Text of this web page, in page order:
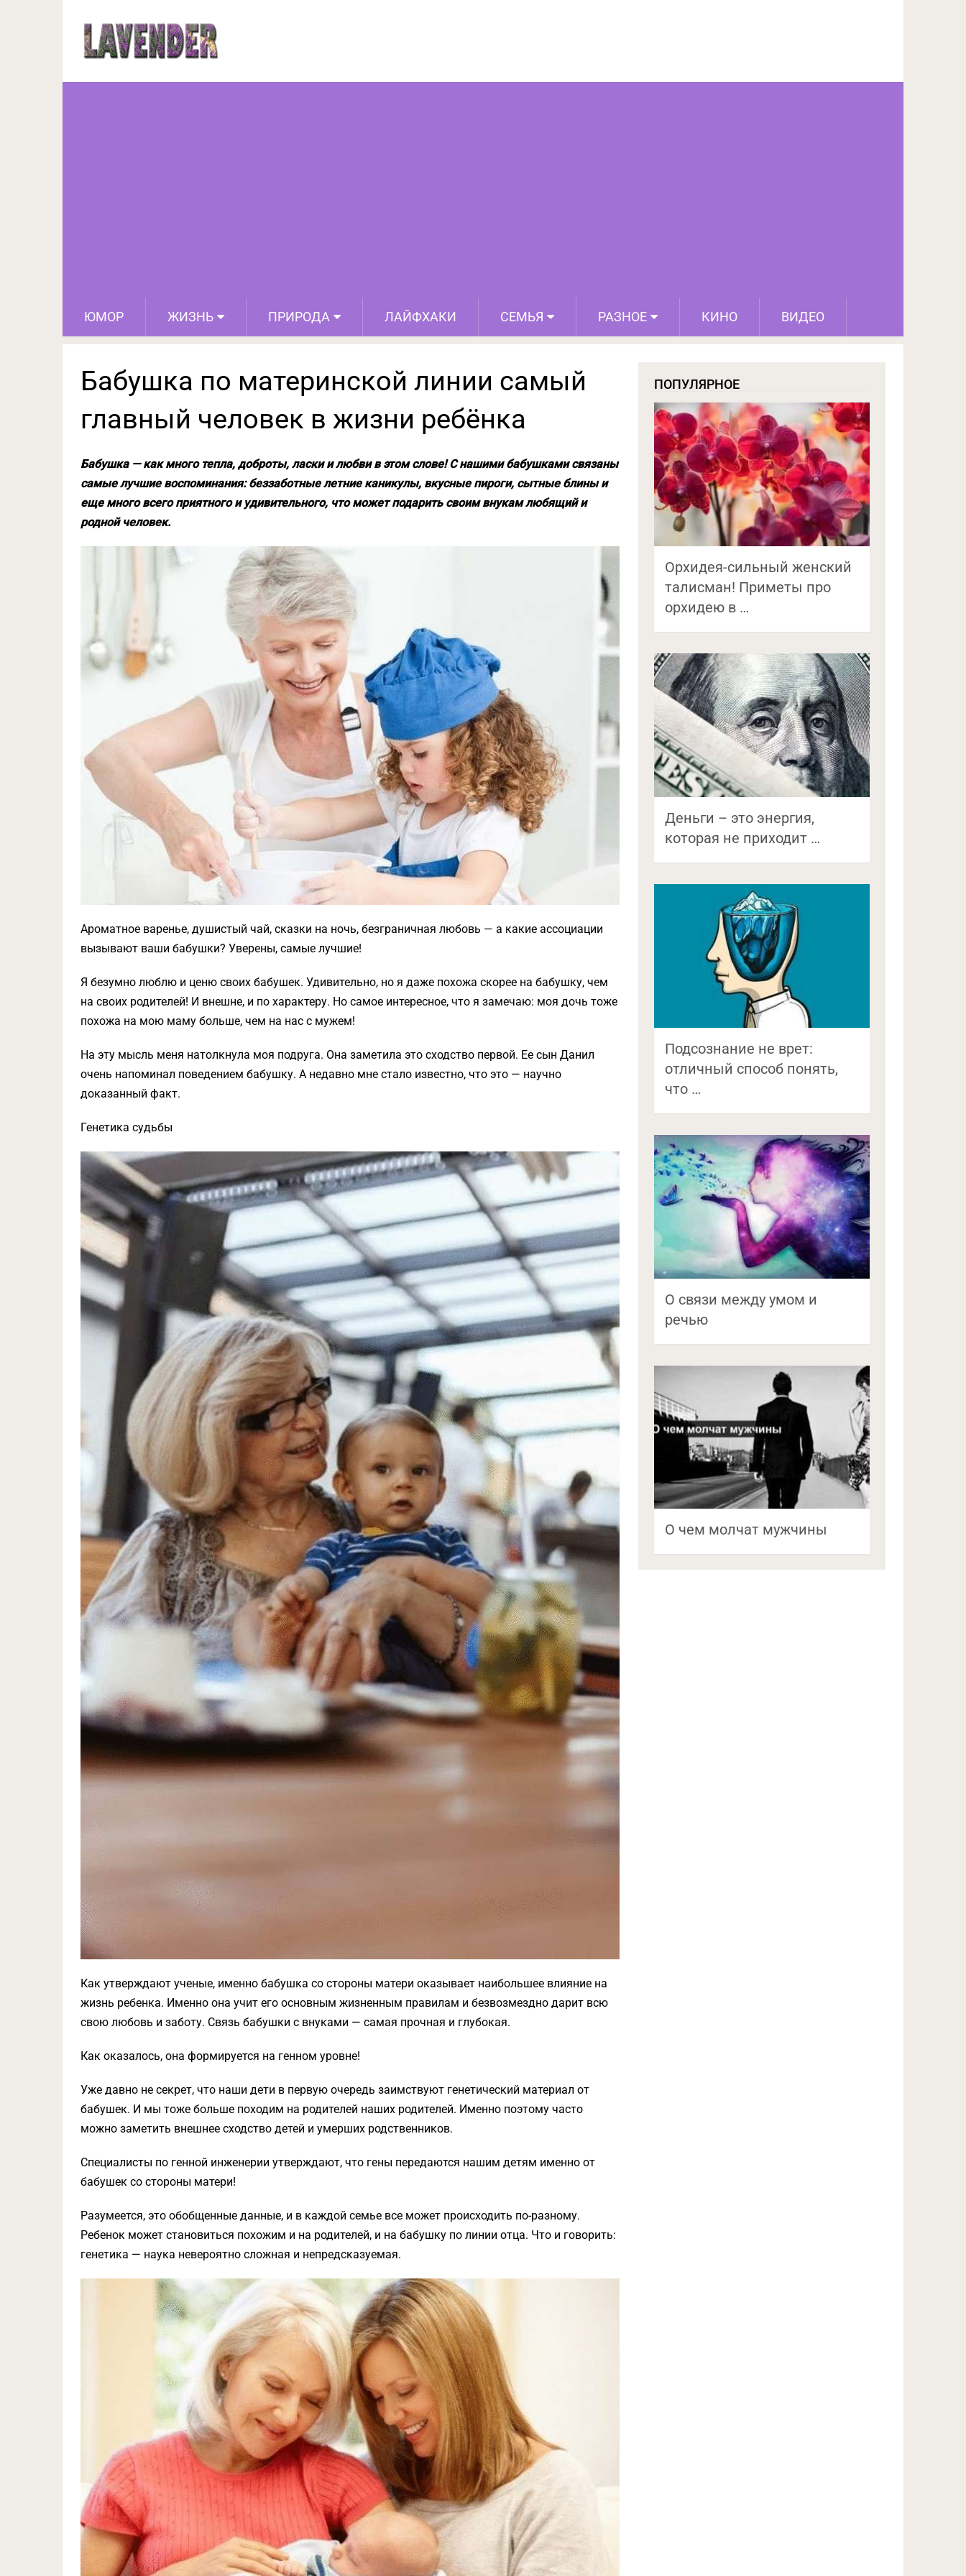
ЮМОР ЖИЗНЬ ПРИРОДА ЛАЙФХАКИ СЕМЬЯ РАЗНОЕ КИНО ВИДЕО
Бабушка по материнской линии самый главный человек в
Бабушка по материнской линии самый
главный человек в жизни ребёнка
Бабушка — как много тепла, доброты, ласки и любви в этом слове! С нашими бабушками связаны
самые лучшие воспоминания: беззаботные летние каникулы, вкусные пироги, сытные блины и
еще много всего приятного и удивительного, что может подарить своим внукам любящий и
родной человек.
Ароматное варенье, душистый чай, сказки на ночь, безграничная любовь — а какие ассоциации
вызывают ваши бабушки? Уверены, самые лучшие!
Я безумно люблю и ценю своих бабушек. Удивительно, но я даже похожа скорее на бабушку, чем
на своих родителей! И внешне, и по характеру. Но самое интересное, что я замечаю: моя дочь тоже
похожа на мою маму больше, чем на нас с мужем!
На эту мысль меня натолкнула моя подруга. Она заметила это сходство первой. Ее сын Данил
очень напоминал поведением бабушку. А недавно мне стало известно, что это — научно
доказанный факт.
Генетика судьбы
Как утверждают ученые, именно бабушка со стороны матери оказывает наибольшее влияние на
жизнь ребенка. Именно она учит его основным жизненным правилам и безвозмездно дарит всю
свою любовь и заботу. Связь бабушки с внуками — самая прочная и глубокая.
Как оказалось, она формируется на генном уровне!
Уже давно не секрет, что наши дети в первую очередь заимствуют генетический материал от
бабушек. И мы тоже больше походим на родителей наших родителей. Именно поэтому часто
можно заметить внешнее сходство детей и умерших родственников.
Специалисты по генной инженерии утверждают, что гены передаются нашим детям именно от
бабушек со стороны матери!
Разумеется, это обобщенные данные, и в каждой семье все может происходить по-разному.
Ребенок может становиться похожим и на родителей, и на бабушку по линии отца. Что и говорить:
генетика — наука невероятно сложная и непредсказуемая.
ПОПУЛЯРНОЕ
Орхидея-сильный женский
талисман! Приметы про
орхидею в …
Деньги – это энергия,
которая не приходит …
Подсознание не врет:
отличный способ понять,
что …
О связи между умом и
речью
О чем молчат мужчины